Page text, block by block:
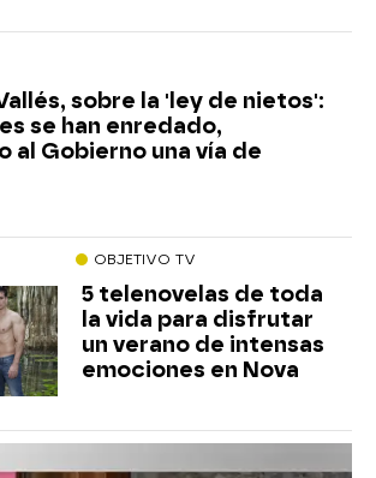
sobre la 'ley de nietos':
se han enredado,
al Gobierno una vía de
OBJETIVO TV
5 telenovelas de toda
la vida para disfrutar
un verano de intensas
emociones en Nova